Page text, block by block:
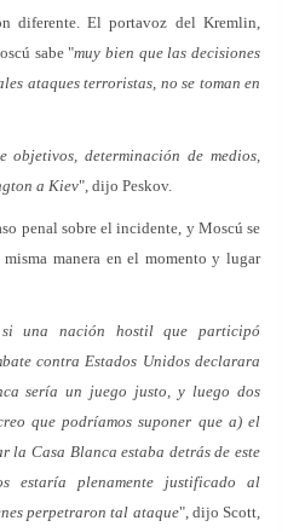
diferente. El portavoz del Kremlin,
sabe "muy bien que las decisiones
ataques terroristas, no se toman en
objetivos, determinación de medios,
a Kiev", dijo Peskov.
penal sobre el incidente, y Moscú se
manera en el momento y lugar
si una nación hostil que participó
contra Estados Unidos declarara
sería un juego justo, y luego dos
que podríamos suponer que a) el
la Casa Blanca estaba detrás de este
estaría plenamente justificado al
perpetraron tal ataque", dijo Scott,